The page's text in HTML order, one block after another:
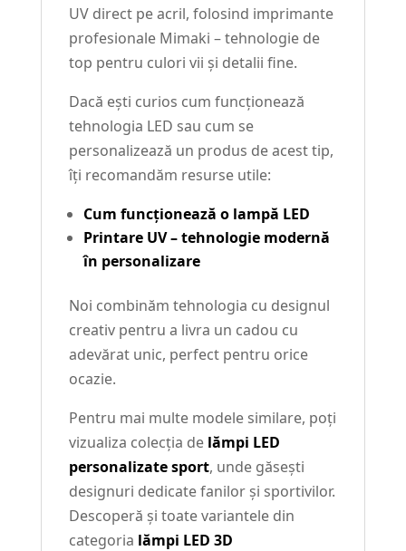
UV direct pe acril, folosind imprimante
profesionale Mimaki – tehnologie de
top pentru culori vii și detalii fine.
Dacă ești curios cum funcționează
tehnologia LED sau cum se
personalizează un produs de acest tip,
îți recomandăm resurse utile:
Cum funcționează o lampă LED
Printare UV – tehnologie modernă
în personalizare
Noi combinăm tehnologia cu designul
creativ pentru a livra un cadou cu
adevărat unic, perfect pentru orice
ocazie.
Pentru mai multe modele similare, poți
vizualiza colecția de lămpi LED
personalizate sport, unde găsești
designuri dedicate fanilor și sportivilor.
Descoperă și toate variantele din
categoria lămpi LED 3D